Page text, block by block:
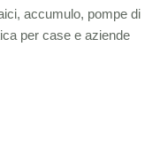
accumulo, pompe di
per case e aziende